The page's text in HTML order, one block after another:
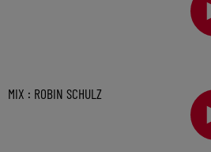
MIX : ROBIN SCHULZ